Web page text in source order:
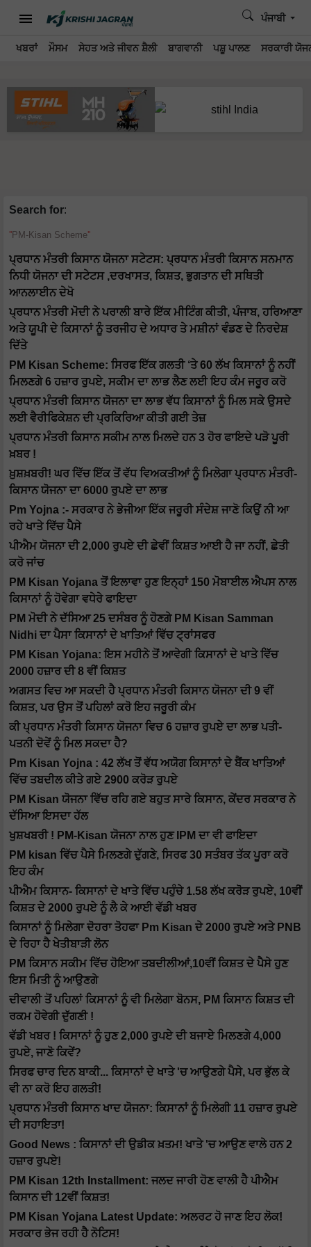
ਖਬਰਾਂ ਮੌਸਮ ਸੇਹਤ ਅਤੇ ਜੀਵਨ ਸ਼ੈਲੀ ਬਾਗਵਾਨੀ ਪਸ਼ੂ ਪਾਲਣ ਸਰਕਾਰੀ
ਪੰਜਾਬੀ
Search for:
PM-Kisan Scheme
ਪ੍ਰਧਾਨ ਮੰਤਰੀ ਕਿਸਾਨ ਯੋਜਨਾ ਸਟੇਟਸ: ਪ੍ਰਧਾਨ ਮੰਤਰੀ ਕਿਸਾਨ ਸਨਮਾਨ
ਨਿਧੀ ਯੋਜਨਾ ਦੀ ਸਟੇਟਸ ,ਦਰਖਾਸਤ, ਕਿਸ਼ਤ, ਭੁਗਤਾਨ ਦੀ ਸਥਿਤੀ
ਆਨਲਾਈਨ ਦੇਖੋ
ਪ੍ਰਧਾਨ ਮੰਤਰੀ ਮੋਦੀ ਨੇ ਪਰਾਲੀ ਬਾਰੇ ਇੱਕ ਮੀਟਿੰਗ ਕੀਤੀ, ਪੰਜਾਬ, ਹਰਿਆਣਾ
ਅਤੇ ਯੂਪੀ ਦੇ ਕਿਸਾਨਾਂ ਨੂੰ ਤਰਜੀਹ ਦੇ ਅਧਾਰ ਤੇ ਮਸ਼ੀਨਾਂ ਵੰਡਣ ਦੇ ਨਿਰਦੇਸ਼
ਦਿੱਤੇ
PM Kisan Scheme: ਸਿਰਫ ਇੱਕ ਗਲਤੀ ‘ਤੇ 60 ਲੱਖ ਕਿਸਾਨਾਂ ਨੂੰ ਨਹੀਂ
ਮਿਲਣਗੇ 6 ਹਜ਼ਾਰ ਰੁਪਏ, ਸਕੀਮ ਦਾ ਲਾਭ ਲੈਣ ਲਈ ਇਹ ਕੰਮ ਜਰੂਰ ਕਰੋ
ਪ੍ਰਧਾਨ ਮੰਤਰੀ ਕਿਸਾਨ ਯੋਜਨਾ ਦਾ ਲਾਭ ਵੱਧ ਕਿਸਾਨਾਂ ਨੂੰ ਮਿਲ ਸਕੇ ਉਸਦੇ
ਲਈ ਵੈਰੀਫਿਕੇਸ਼ਨ ਦੀ ਪ੍ਰਕਿਰਿਆ ਕੀਤੀ ਗਈ ਤੇਜ਼
ਪ੍ਰਧਾਨ ਮੰਤਰੀ ਕਿਸਾਨ ਸਕੀਮ ਨਾਲ ਮਿਲਦੇ ਹਨ 3 ਹੋਰ ਫਾਇਦੇ ਪੜੋ ਪੂਰੀ
ਖ਼ਬਰ !
ਖ਼ੁਸ਼ਖ਼ਬਰੀ! ਘਰ ਵਿੱਚ ਇੱਕ ਤੋਂ ਵੱਧ ਵਿਅਕਤੀਆਂ ਨੂੰ ਮਿਲੇਗਾ ਪ੍ਰਧਾਨ ਮੰਤਰੀ-
ਕਿਸਾਨ ਯੋਜਨਾ ਦਾ 6000 ਰੁਪਏ ਦਾ ਲਾਭ
Pm Yojna :- ਸਰਕਾਰ ਨੇ ਭੇਜੀਆ ਇੱਕ ਜਰੂਰੀ ਸੰਦੇਸ਼ ਜਾਣੋ ਕਿਉਂ ਨੀ ਆ
ਰਹੇ ਖਾਤੇ ਵਿੱਚ ਪੈਸੇ
ਪੀਐਮ ਯੋਜਨਾ ਦੀ 2,000 ਰੁਪਏ ਦੀ ਛੇਵੀਂ ਕਿਸ਼ਤ ਆਈ ਹੈ ਜਾ ਨਹੀਂ, ਛੇਤੀ
ਕਰੋ ਜਾਂਚ
PM Kisan Yojana ਤੋਂ ਇਲਾਵਾ ਹੁਣ ਇਨ੍ਹਾਂ 150 ਮੋਬਾਈਲ ਐਪਸ ਨਾਲ
ਕਿਸਾਨਾਂ ਨੂੰ ਹੋਵੇਗਾ ਵਧੇਰੇ ਫਾਇਦਾ
PM ਮੋਦੀ ਨੇ ਦੱਸਿਆ 25 ਦਸੰਬਰ ਨੂੰ ਹੋਣਗੇ PM Kisan Samman
Nidhi ਦਾ ਪੈਸਾ ਕਿਸਾਨਾਂ ਦੇ ਖਾਤਿਆਂ ਵਿੱਚ ਟ੍ਰਾਂਸਫਰ
PM Kisan Yojana: ਇਸ ਮਹੀਨੇ ਤੋਂ ਆਵੇਗੀ ਕਿਸਾਨਾਂ ਦੇ ਖਾਤੇ ਵਿੱਚ
2000 ਹਜ਼ਾਰ ਦੀ 8 ਵੀਂ ਕਿਸ਼ਤ
ਅਗਸਤ ਵਿਚ ਆ ਸਕਦੀ ਹੈ ਪ੍ਰਧਾਨ ਮੰਤਰੀ ਕਿਸਾਨ ਯੋਜਨਾ ਦੀ 9 ਵੀਂ
ਕਿਸ਼ਤ, ਪਰ ਉਸ ਤੋਂ ਪਹਿਲਾਂ ਕਰੋ ਇਹ ਜਰੂਰੀ ਕੰਮ
ਕੀ ਪ੍ਰਧਾਨ ਮੰਤਰੀ ਕਿਸਾਨ ਯੋਜਨਾ ਵਿਚ 6 ਹਜ਼ਾਰ ਰੁਪਏ ਦਾ ਲਾਭ ਪਤੀ-
ਪਤਨੀ ਦੋਵੇਂ ਨੂੰ ਮਿਲ ਸਕਦਾ ਹੈ?
Pm Kisan Yojna : 42 ਲੱਖ ਤੋਂ ਵੱਧ ਅਯੋਗ ਕਿਸਾਨਾਂ ਦੇ ਬੈਂਕ ਖਾਤਿਆਂ
ਵਿੱਚ ਤਬਦੀਲ ਕੀਤੇ ਗਏ 2900 ਕਰੋੜ ਰੁਪਏ
PM Kisan ਯੋਜਨਾ ਵਿੱਚ ਰਹਿ ਗਏ ਬਹੁਤ ਸਾਰੇ ਕਿਸਾਨ, ਕੇਂਦਰ ਸਰਕਾਰ ਨੇ
ਦੱਸਿਆ ਇਸਦਾ ਹੱਲ
ਖੁਸ਼ਖਬਰੀ ! PM-Kisan ਯੋਜਨਾ ਨਾਲ ਹੁਣ IPM ਦਾ ਵੀ ਫਾਇਦਾ
PM kisan ਵਿੱਚ ਪੈਸੇ ਮਿਲਣਗੇ ਦੁੱਗਣੇ, ਸਿਰਫ 30 ਸਤੰਬਰ ਤੱਕ ਪੂਰਾ ਕਰੋ
ਇਹ ਕੰਮ
ਪੀਐਮ ਕਿਸਾਨ- ਕਿਸਾਨਾਂ ਦੇ ਖਾਤੇ ਵਿੱਚ ਪਹੁੰਚੇ 1.58 ਲੱਖ ਕਰੋੜ ਰੁਪਏ, 10ਵੀਂ
ਕਿਸ਼ਤ ਦੇ 2000 ਰੁਪਏ ਨੂੰ ਲੈ ਕੇ ਆਈ ਵੱਡੀ ਖਬਰ
ਕਿਸਾਨਾਂ ਨੂੰ ਮਿਲੇਗਾ ਦੋਹਰਾ ਤੋਹਫਾ Pm Kisan ਦੇ 2000 ਰੁਪਏ ਅਤੇ PNB
ਦੇ ਰਿਹਾ ਹੈ ਖੇਤੀਬਾੜੀ ਲੋਨ
PM ਕਿਸਾਨ ਸਕੀਮ ਵਿੱਚ ਹੋਇਆ ਤਬਦੀਲੀਆਂ,10ਵੀਂ ਕਿਸ਼ਤ ਦੇ ਪੈਸੇ ਹੁਣ
ਇਸ ਮਿਤੀ ਨੂੰ ਆਉਣਗੇ
ਦੀਵਾਲੀ ਤੋਂ ਪਹਿਲਾਂ ਕਿਸਾਨਾਂ ਨੂੰ ਵੀ ਮਿਲੇਗਾ ਬੋਨਸ, PM ਕਿਸਾਨ ਕਿਸ਼ਤ ਦੀ
ਰਕਮ ਹੋਵੇਗੀ ਦੁੱਗਣੀ !
ਵੱਡੀ ਖਬਰ ! ਕਿਸਾਨਾਂ ਨੂੰ ਹੁਣ 2,000 ਰੁਪਏ ਦੀ ਬਜਾਏ ਮਿਲਣਗੇ 4,000
ਰੁਪਏ, ਜਾਣੋ ਕਿਵੇਂ?
ਸਿਰਫ ਚਾਰ ਦਿਨ ਬਾਕੀ... ਕਿਸਾਨਾਂ ਦੇ ਖਾਤੇ 'ਚ ਆਉਣਗੇ ਪੈਸੇ, ਪਰ ਭੁੱਲ ਕੇ
ਵੀ ਨਾ ਕਰੋ ਇਹ ਗਲਤੀ!
ਪ੍ਰਧਾਨ ਮੰਤਰੀ ਕਿਸਾਨ ਖਾਦ ਯੋਜਨਾ: ਕਿਸਾਨਾਂ ਨੂੰ ਮਿਲੇਗੀ 11 ਹਜ਼ਾਰ ਰੁਪਏ
ਦੀ ਸਹਾਇਤਾ!
Good News : ਕਿਸਾਨਾਂ ਦੀ ਉਡੀਕ ਖ਼ਤਮ! ਖਾਤੇ 'ਚ ਆਉਣ ਵਾਲੇ ਹਨ 2
ਹਜ਼ਾਰ ਰੁਪਏ!
PM Kisan 12th Installment: ਜਲਦ ਜਾਰੀ ਹੋਣ ਵਾਲੀ ਹੈ ਪੀਐਮ
ਕਿਸਾਨ ਦੀ 12ਵੀਂ ਕਿਸ਼ਤ!
PM Kisan Yojana Latest Update: ਅਲਰਟ ਹੋ ਜਾਣ ਇਹ ਲੋਕ!
ਸਰਕਾਰ ਭੇਜ ਰਹੀ ਹੈ ਨੋਟਿਸ!